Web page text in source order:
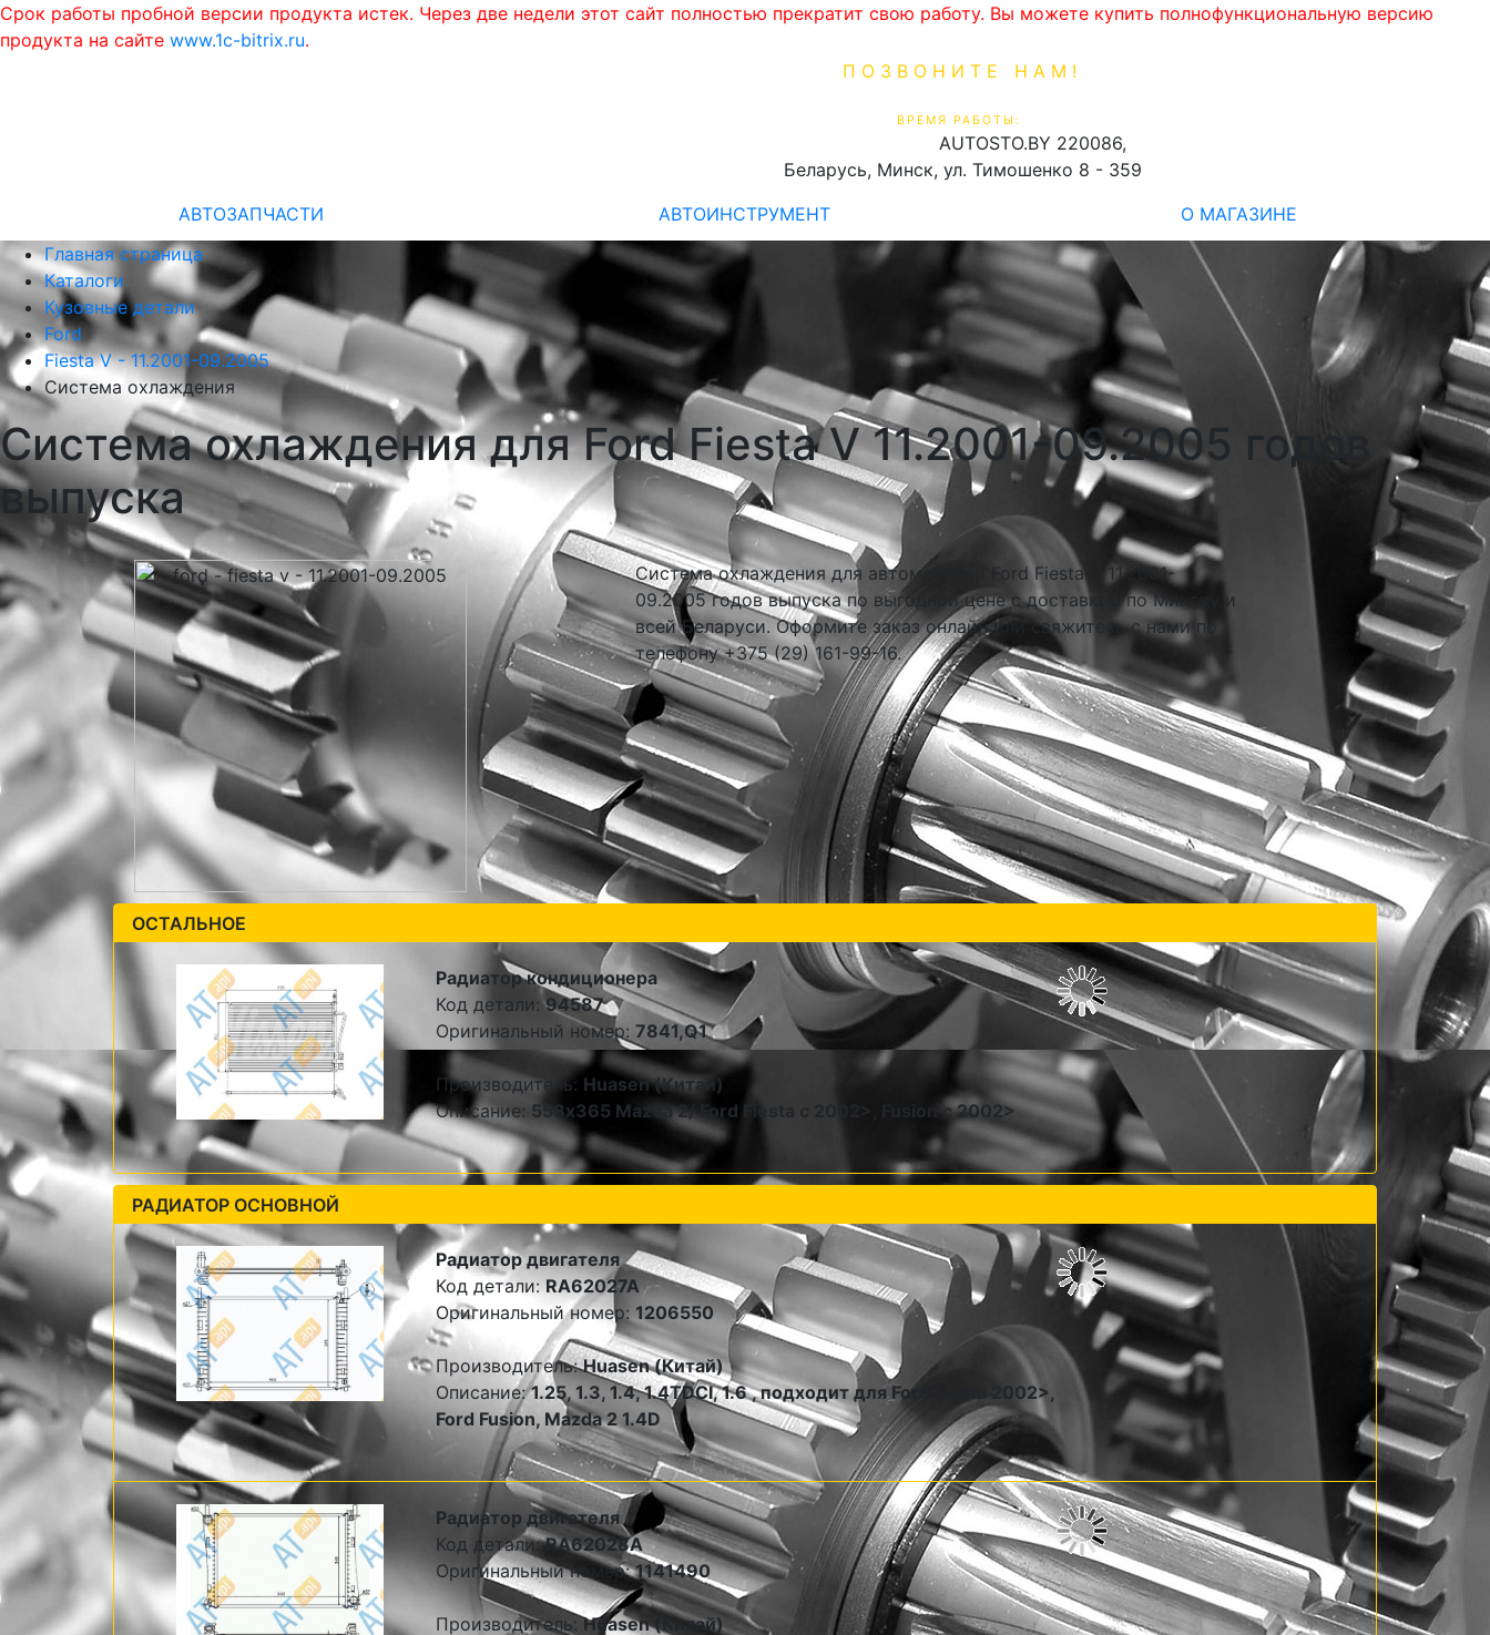
Срок работы пробной версии продукта истек. Через две недели этот сайт полностью прекратит свою работу. Вы можете купить полнофункциональную версию
продукта на сайте www.1c-bitrix.ru.
ПОЗВОНИТЕ НАМ!
ВРЕМЯ РАБОТЫ:
AUTOSTO.BY 220086,
Беларусь, Минск, ул. Тимошенко 8 - 359
АВТОЗАПЧАСТИ АВТОИНСТРУМЕНТ
О МАГАЗИНЕ
Главная страница
Каталоги
Кузовные детали
Ford
Fiesta V - 11.2001-09.2005
Система охлаждения
Система охлаждения для Ford Fiesta V 11.2001-09.2005 годов
выпуска
Система охлаждения для автомобилей Ford Fiesta V 11.2001-
09.2005 годов выпуска по выгодной цене с доставкой по Минску и
всей Беларуси. Оформите заказ онлайн или свяжитесь с нами по
телефону +375 (29) 161-99-16.
ОСТАЛЬНОЕ
Радиатор кондиционера
Код детали:94587
Оригинальный номер: 7841,Q1
Производитель: Huasen (Китай)
Описание: 558x365 Mazda 2/ Ford Fiesta с 2002>, Fusion с 2002>
РАДИАТОР ОСНОВНОЙ
Радиатор двигателя
Код детали:RA62027A
Оригинальный номер: 1206550
Производитель:Huasen (Китай)
Описание:1.25, 1.3, 1.4, 1.4TDCI, 1.6 , подходит для Ford Fiesta 2002>,
Ford Fusion, Mazda 2 1.4D
Радиатор двигателя
Код детали:RA62028A
Оригинальный номер:1141490
Производитель:Huasen (Китай)